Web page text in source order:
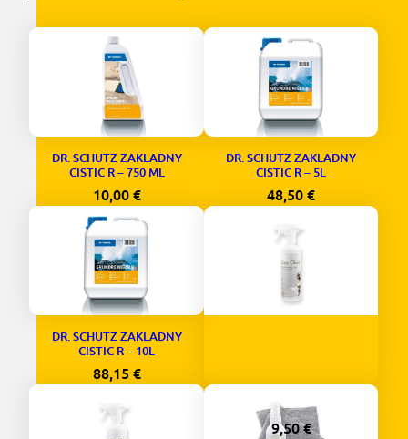
DR. SCHUTZ ZAKLADNY
CISTIC R – 750 ML
10,00 €
DR. SCHUTZ ZAKLADNY
CISTIC R – 5L
48,50€
DR. SCHUTZ ZAKLADNY
CISTIC R – 10L
88,15 €
Tim&Tom EASY CLEAN
9,50€